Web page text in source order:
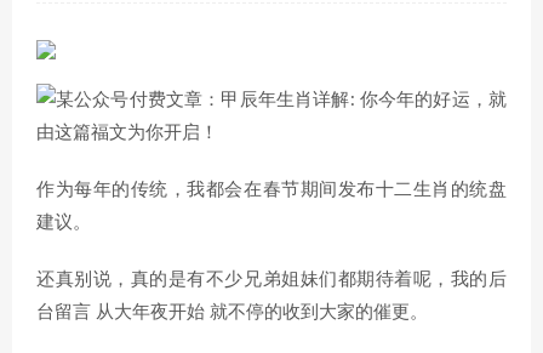
作为每年的传统，我都会在春节期间发布十二生肖的统盘
建议。
还真别说，真的是有不少兄弟姐妹们都期待着呢，我的后
台留言 从大年夜开始 就不停的收到大家的催更。